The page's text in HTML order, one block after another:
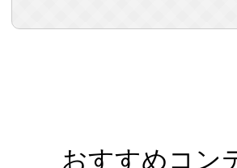
おすすめコン